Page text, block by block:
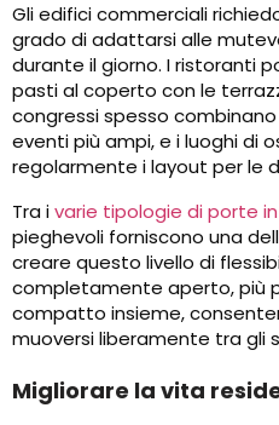
Gli edifici commerciali
grado di adattarsi alle
durante il giorno. I ristoranti
pasti al coperto con le
congressi spesso
eventi più ampi, e i luoghi di
regolarmente i layout per le
Tra ivarie tipologie di porte
pieghevoli forniscono una
creare questo livello di
completamente aperto, più
compatto insieme,
muoversi liberamente tra gli
Migliorare la vita